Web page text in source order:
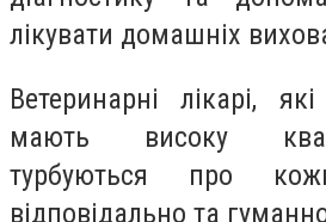
лікувати домашніх
Ветеринарні лікарі,
мають високу
турбуються про
відповідально та